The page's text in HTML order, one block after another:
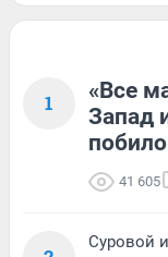
1
«Все
Запад
41 605
Суровой